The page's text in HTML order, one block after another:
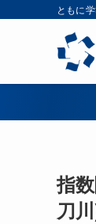
ともに
指
刀